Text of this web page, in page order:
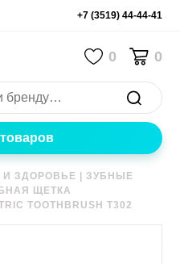
+7 (3519) 44-44-41
0 0
И ЗДОРОВЬЕ
ЗУБНЫЕ
ЩЕТКА
TOOTHBRUSH T302